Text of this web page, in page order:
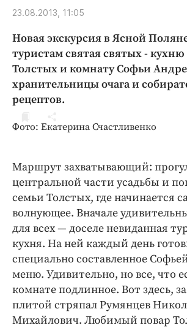
Спорт
Тула предпринимательская
ДоброЦентр
Голодный шпион
23.08.2013, 11:05
Новая экскурсия в Ясной
туристам святая святых -
Толстых и комнату Софьи
хранительницы очага и
рецептов.
Фото: Екатерина Счастливенко
Маршрут захватывающий:
центральной части усадьбы и
семьи Толстых, где начинается
волнующее. Вначале
для всех — доселе невиданная
кухня. На ней каждый день
специально составленное
меню. Удивительно, но все, что
комнате подлинное. Вот здесь,
плитой стряпал Румянцев
Михайлович. Любимый повар